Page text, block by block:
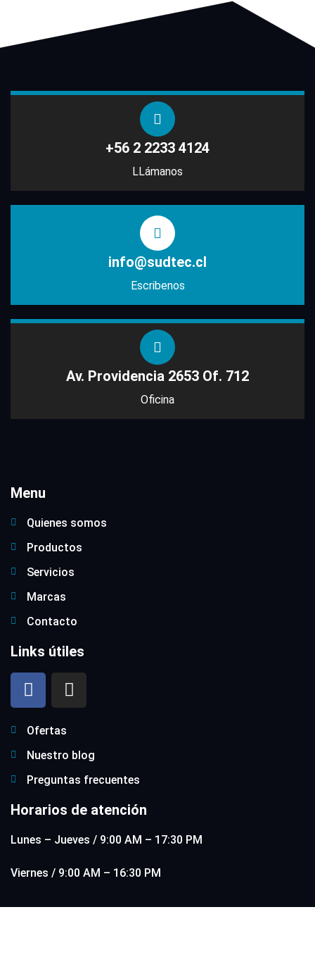
+56 2 2233 4124
LLámanos
info@sudtec.cl
Escribenos
Av. Providencia 2653 Of. 712
Oficina
Menu
Quienes somos
Productos
Servicios
Marcas
Contacto
Links útiles
Ofertas
Nuestro blog
Preguntas frecuentes
Horarios de atención
Lunes – Jueves / 9:00 AM – 17:30 PM
Viernes / 9:00 AM – 16:30 PM